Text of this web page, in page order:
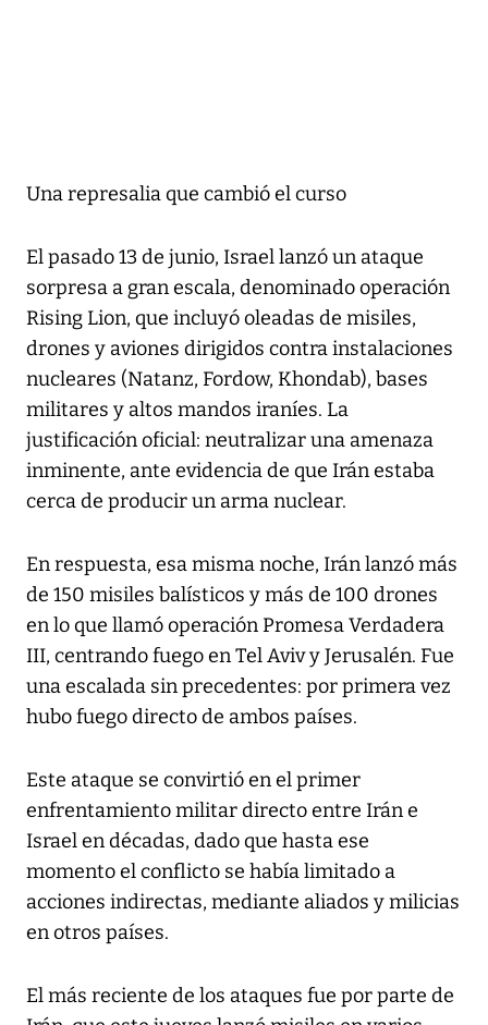
Una represalia que cambió el curso
El pasado 13 de junio, Israel lanzó un ataque
sorpresa a gran escala, denominado operación
Rising Lion, que incluyó oleadas de misiles,
drones y aviones dirigidos contra instalaciones
nucleares (Natanz, Fordow, Khondab), bases
militares y altos mandos iraníes. La
justificación oficial: neutralizar una amenaza
inminente, ante evidencia de que Irán estaba
cerca de producir un arma nuclear.
En respuesta, esa misma noche, Irán lanzó más
de 150 misiles balísticos y más de 100 drones
en lo que llamó operación Promesa Verdadera
III, centrando fuego en Tel Aviv y Jerusalén. Fue
una escalada sin precedentes: por primera vez
hubo fuego directo de ambos países.
Este ataque se convirtió en el primer
enfrentamiento militar directo entre Irán e
Israel en décadas, dado que hasta ese
momento el conflicto se había limitado a
acciones indirectas, mediante aliados y milicias
en otros países.
El más reciente de los ataques fue por parte de